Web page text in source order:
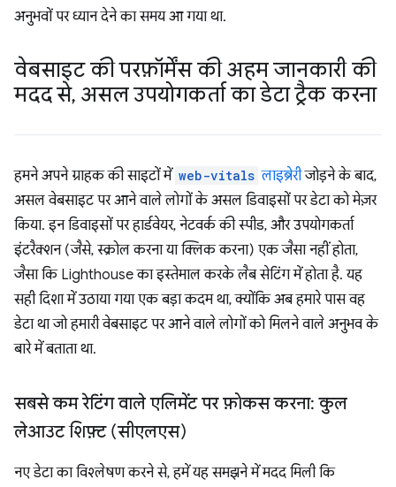
अनुभवों पर ध्यान देने का समय आ गया था.
वेबसाइट की परफ़ॉर्मेंस की अहम जानकारी की
मदद से, असल उपयोगकर्ता का डेटा ट्रैक करना
हमने अपने ग्राहक की साइटों में web-vitals लाइब्रेरीजोड़ने के बाद,
असल वेबसाइट पर आने वाले लोगों के असल डिवाइसों पर डेटा को मेज़र
किया. इन डिवाइसों पर हार्डवेयर, नेटवर्क की स्पीड, और उपयोगकर्ता
इंटरैक्शन (जैसे, स्क्रोल करना या क्लिक करना) एक जैसा नहीं होता,
जैसा कि Lighthouse का इस्तेमाल करके लैब सेटिंग में होता है. यह
सही दिशा में उठाया गया एक बड़ा कदम था, क्योंकि अब हमारे पास वह
डेटा था जो हमारी वेबसाइट पर आने वाले लोगों को मिलने वाले अनुभव के
बारे में बताता था.
सबसे कम रेटिंग वाले एलिमेंट पर फ़ोकस करना: कुल
लेआउट शिफ़्ट (सीएलएस)
नए डेटा का विश्लेषण करने से, हमें यह समझने में मदद मिली कि